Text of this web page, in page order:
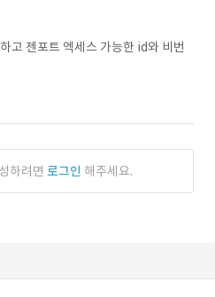
고 젠포트 엑세스 가능한 id와 비번
하려면 로그인 해주세요.